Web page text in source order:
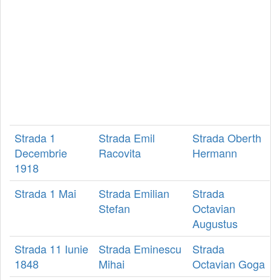
Strada 1
Decembrie
1918
Strada Emil
Racovita
Strada Oberth
Hermann
Strada 1 Mai
Strada Emilian
Stefan
Strada
Octavian
Augustus
Strada 11 Iunie
1848
Strada Eminescu
Mihai
Strada
Octavian Goga